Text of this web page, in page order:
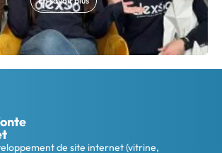
de site internet (vitrine,